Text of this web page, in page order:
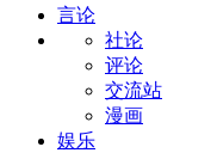
言论
社论
评论
交流站
漫画
娱乐